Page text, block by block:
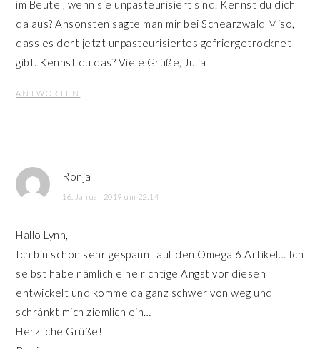
im Beutel, wenn sie unpasteurisiert sind. Kennst du dich
da aus? Ansonsten sagte man mir bei Schearzwald Miso,
dass es dort jetzt unpasteurisiertes gefriergetrocknet
gibt. Kennst du das? Viele Grüße, Julia
ANTWORTEN
Ronja
16. Januar 2019 um 22:14
Hallo Lynn,
Ich bin schon sehr gespannt auf den Omega 6 Artikel… Ich
selbst habe nämlich eine richtige Angst vor diesen
entwickelt und komme da ganz schwer von weg und
schränkt mich ziemlich ein…
Herzliche Grüße!